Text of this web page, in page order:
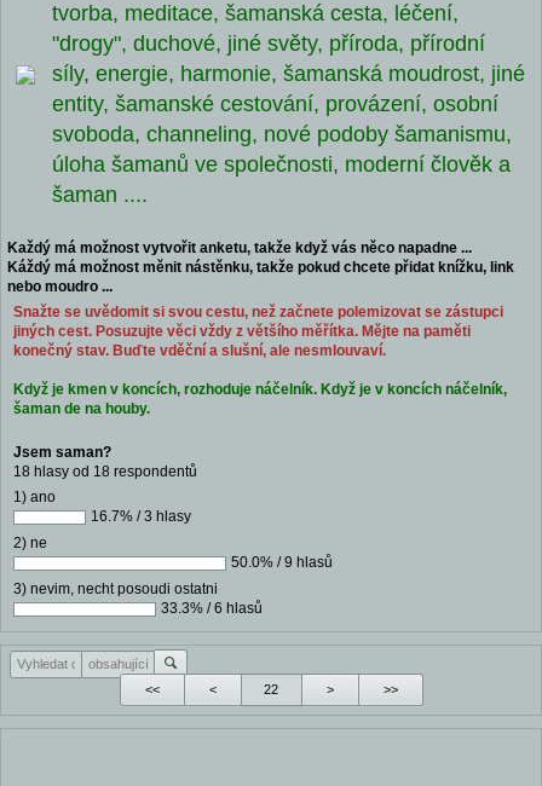
tvorba, meditace, šamanská cesta, léčení,
"drogy", duchové, jiné světy, příroda, přírodní
síly, energie, harmonie, šamanská moudrost, jiné
entity, šamanské cestování, provázení, osobní
svoboda, channeling, nové podoby šamanismu,
úloha šamanů ve společnosti, moderní člověk a
šaman ....
Každý má možnost vytvořit anketu, takže když vás něco napadne ...
Káždý má možnost měnit nástěnku, takže pokud chcete přidat knížku, link
nebo moudro ...
Snažte se uvědomit si svou cestu, než začnete polemizovat se zástupci
jiných cest. Posuzujte věci vždy z většího měřítka. Mějte na paměti
konečný stav. Buďte vděční a slušní, ale nesmlouvaví.
Když je kmen v koncích, rozhoduje náčelník. Když je v koncích náčelník,
šaman de na houby.
Jsem saman?
18 hlasy od 18 respondentů
1) ano
16.7% / 3 hlasy
2) ne
50.0% / 9 hlasů
3) nevim, necht posoudi ostatni
33.3% / 6 hlasů
<< < > >>